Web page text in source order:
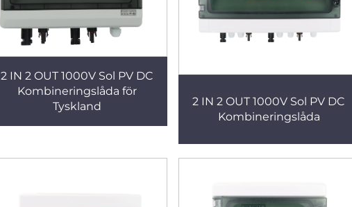
2 IN 2 OUT 1000V Sol PV DC
Kombineringslåda för
Tyskland
2 IN 2 OUT 1000V Sol PV DC
Kombineringslåda